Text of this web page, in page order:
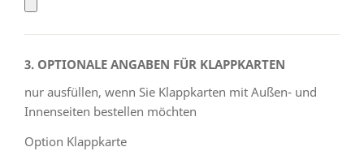
3. OPTIONALE ANGABEN FÜR KLAPPKARTEN
nur ausfüllen, wenn Sie Klappkarten mit Außen- und
Innenseiten bestellen möchten
Option Klappkarte